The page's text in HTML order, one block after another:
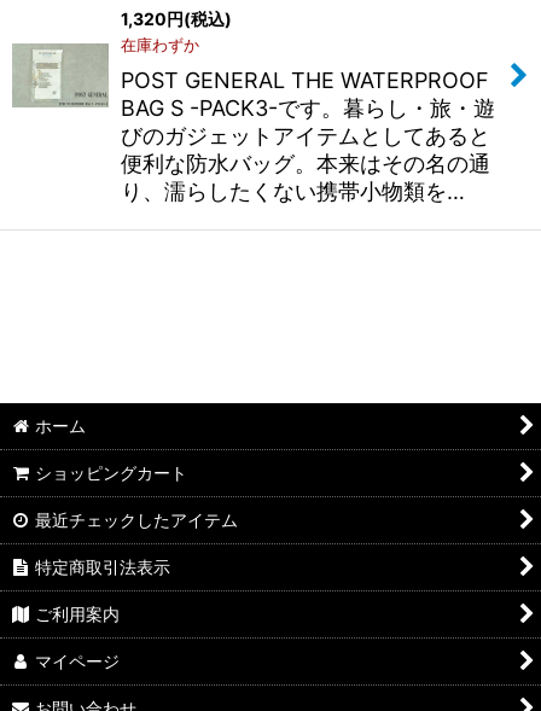
1,320円(税込)
在庫わずか
POST GENERAL THE WATERPROOF
BAG S -PACK3-です。暮らし・旅・遊
びのガジェットアイテムとしてあると
便利な防水バッグ。本来はその名の通
り、濡らしたくない携帯小物類を…
ホーム
ショッピングカート
最近チェックしたアイテム
特定商取引法表示
ご利用案内
マイページ